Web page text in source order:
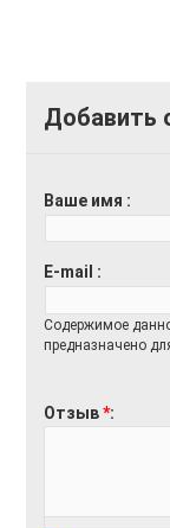
Добавить
Ваше имя
E-mail
Содержимое
предназначено
Отзыв*